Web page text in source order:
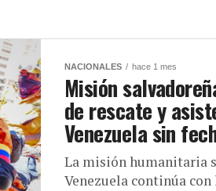
NACIONALES hace 1 mes
Misión
de rescate y
Venezuela sin
La misión humanitaria
Venezuela continúa con